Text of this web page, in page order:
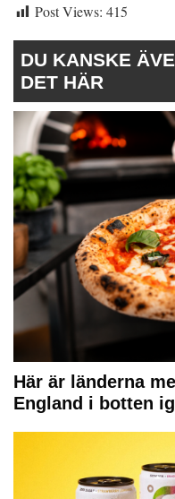
Post Views: 415
DU KANSKE
DET HÄR
Här är länderna
England i botten